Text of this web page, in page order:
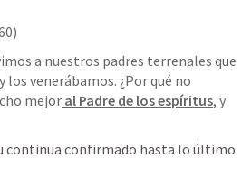
a nuestros padres terrenales que
los venerábamos. ¿Por qué no
mejor al Padre de los espíritus, y
continua confirmado hasta lo último